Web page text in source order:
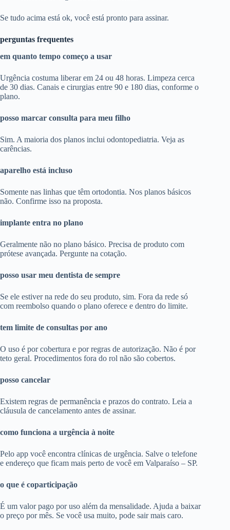
Se tudo acima está ok, você está pronto para assinar.
perguntas frequentes
em quanto tempo começo a usar
Urgência costuma liberar em 24 ou 48 horas. Limpeza cerca
de 30 dias. Canais e cirurgias entre 90 e 180 dias, conforme o
plano.
posso marcar consulta para meu filho
Sim. A maioria dos planos inclui odontopediatria. Veja as
carências.
aparelho está incluso
Somente nas linhas que têm ortodontia. Nos planos básicos
não. Confirme isso na proposta.
implante entra no plano
Geralmente não no plano básico. Precisa de produto com
prótese avançada. Pergunte na cotação.
posso usar meu dentista de sempre
Se ele estiver na rede do seu produto, sim. Fora da rede só
com reembolso quando o plano oferece e dentro do limite.
tem limite de consultas por ano
O uso é por cobertura e por regras de autorização. Não é por
teto geral. Procedimentos fora do rol não são cobertos.
posso cancelar
Existem regras de permanência e prazos do contrato. Leia a
cláusula de cancelamento antes de assinar.
como funciona a urgência à noite
Pelo app você encontra clínicas de urgência. Salve o telefone
e endereço que ficam mais perto de você em Valparaíso – SP.
o que é coparticipação
É um valor pago por uso além da mensalidade. Ajuda a baixar
o preço por mês. Se você usa muito, pode sair mais caro.